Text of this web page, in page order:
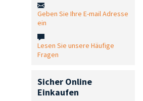
Geben Sie Ihre E-mail Adresse
ein
Lesen Sie unsere Häufige
Fragen
Sicher Online
Einkaufen